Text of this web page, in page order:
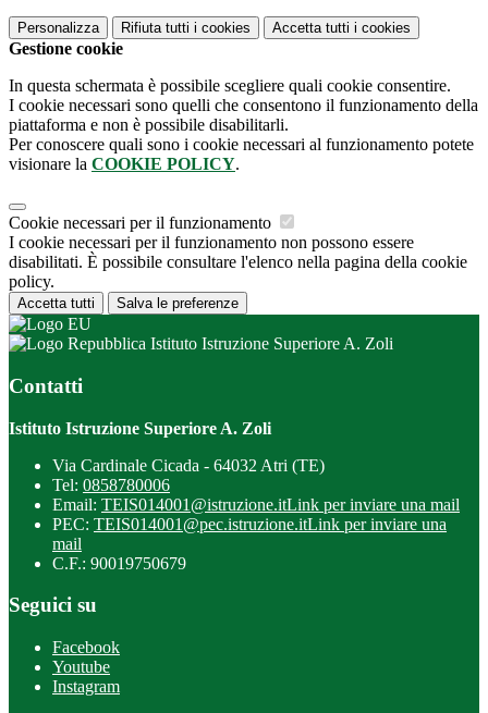
Personalizza Rifiuta tutti i cookies Accetta tutti i cookies
Gestione cookie
In questa schermata è possibile scegliere quali cookie consentire.
I cookie necessari sono quelli che consentono il funzionamento della
piattaforma e non è possibile disabilitarli.
Per conoscere quali sono i cookie necessari al funzionamento potete
visionare la COOKIE POLICY.
Cookie necessari per il funzionamento
I cookie necessari per il funzionamento non possono essere
disabilitati. È possibile consultare l'elenco nella pagina della cookie
policy.
Accetta tutti Salva le preferenze
Istituto Istruzione Superiore A. Zoli
Contatti
Istituto Istruzione Superiore A. Zoli
Via Cardinale Cicada - 64032 Atri (TE)
Tel: 0858780006
Email: TEIS014001@istruzione.itLink per inviare una mail
PEC: TEIS014001@pec.istruzione.itLink per inviare una
mail
C.F.: 90019750679
Seguici su
Facebook
Youtube
Instagram